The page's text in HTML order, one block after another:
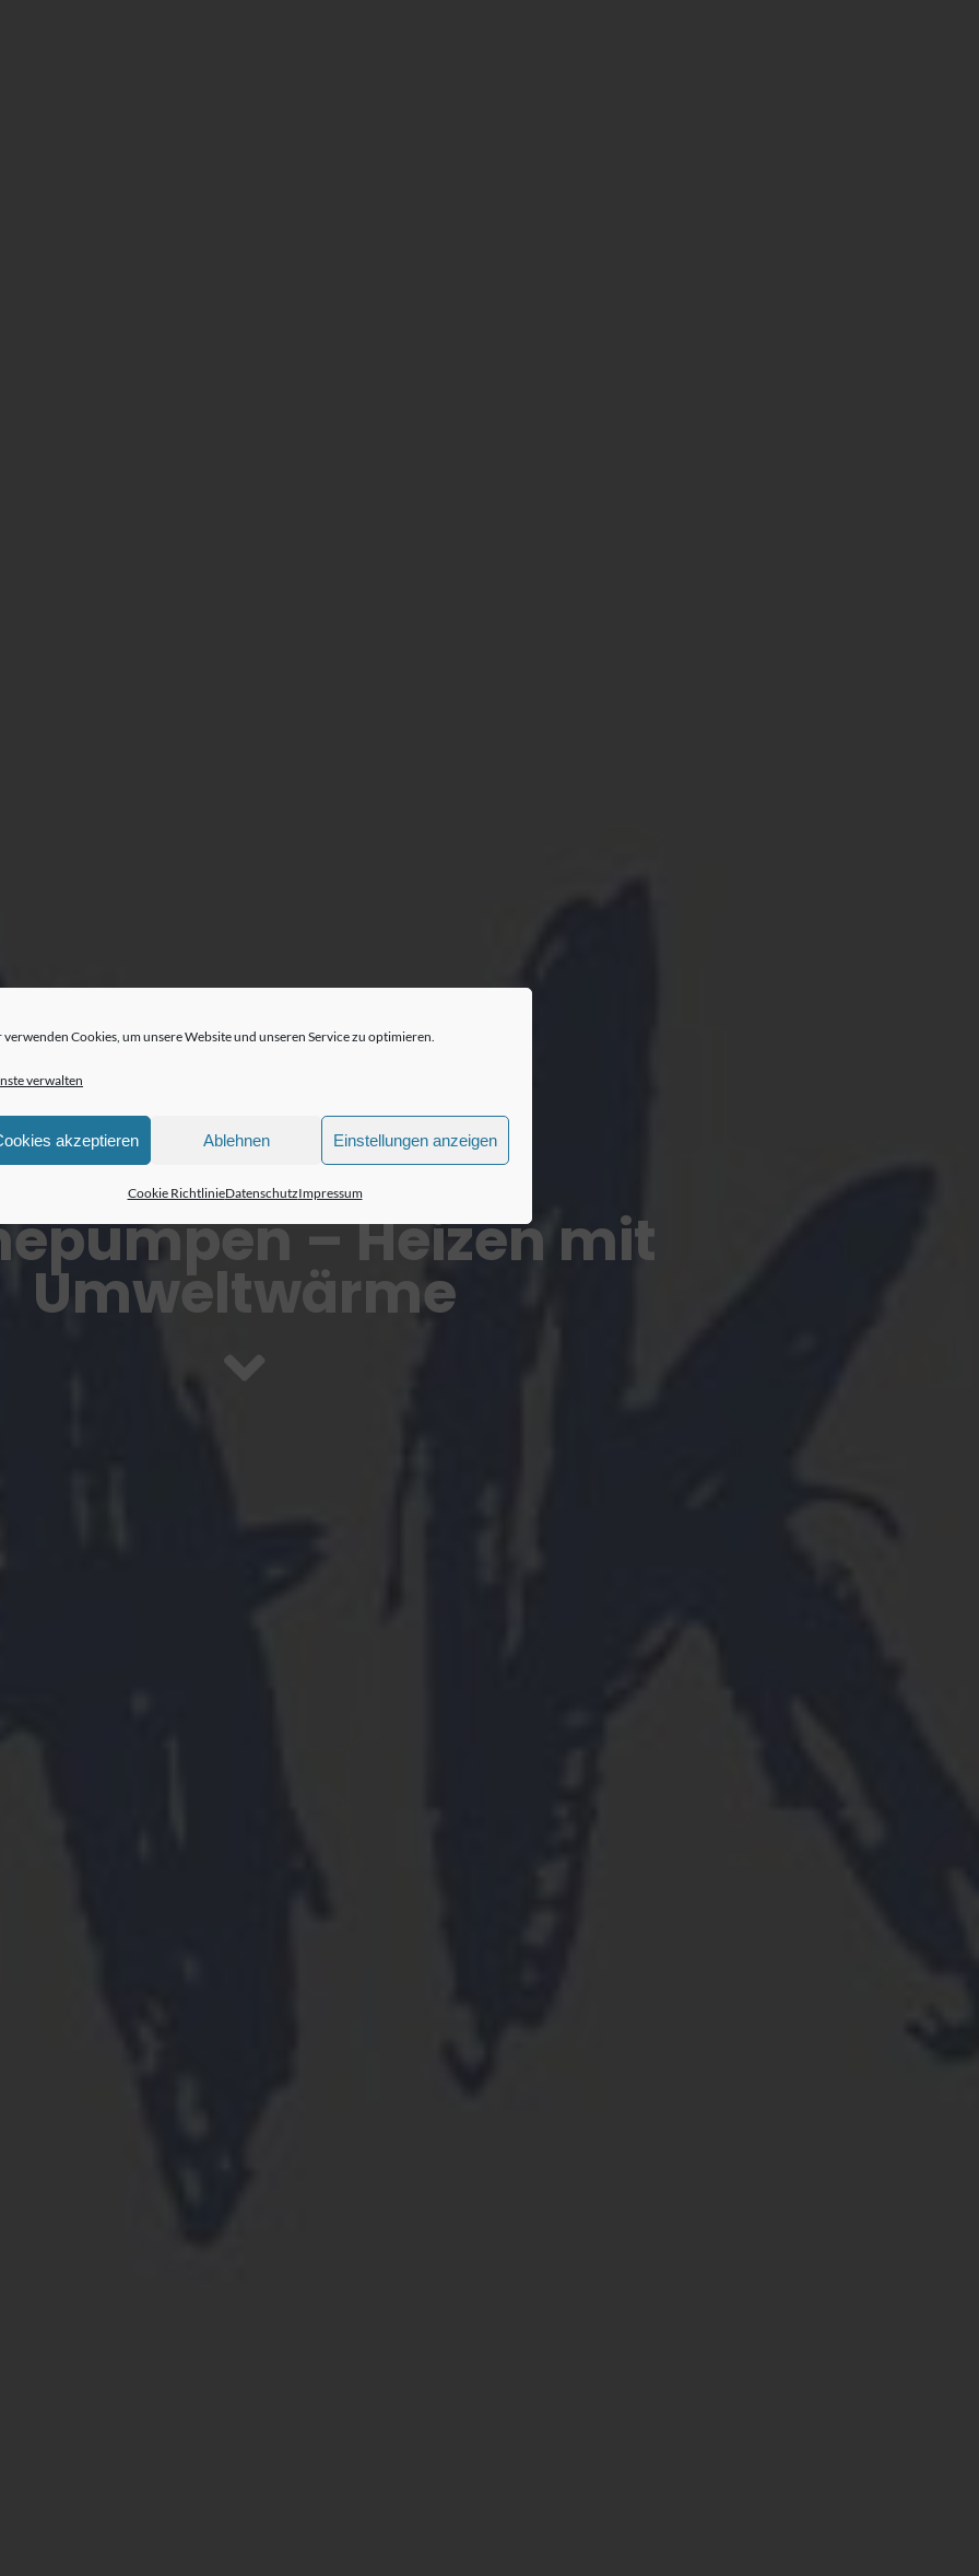
verwenden Cookies, um unsere Website und unseren Service zu optimieren.
verwalten
akzeptieren Ablehnen Einstellungen anzeigen
Cookie RichtlinieDatenschutzImpressum
– Heizen mit
Umweltwärme